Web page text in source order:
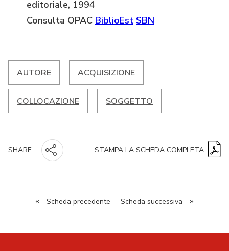
editoriale, 1994
Consulta OPAC BiblioEst SBN
AUTORE ACQUISIZIONE
COLLOCAZIONE SOGGETTO
SHARE STAMPA LA SCHEDA COMPLETA
« Scheda precedente Scheda successiva »